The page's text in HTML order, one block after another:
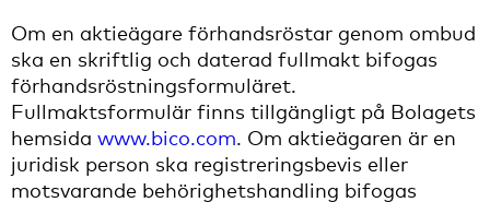
Om en aktieägare förhandsröstar genom ombud
ska en skriftlig och daterad fullmakt bifogas
förhandsröstningsformuläret.
Fullmaktsformulär finns tillgängligt på Bolagets
hemsida www.bico.com. Om aktieägaren är en
juridisk person ska registreringsbevis eller
motsvarande behörighetshandling bifogas